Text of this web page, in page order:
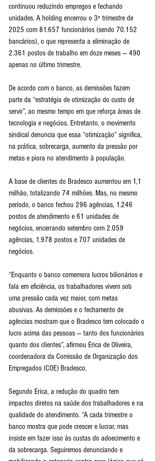
continuou reduzindo empregos e fechando
unidades. A holding encerrou o 3º trimestre de
2025 com 81.657 funcionários (sendo 70.152
bancários), o que representa a eliminação de
2.361 postos de trabalho em doze meses — 490
apenas no último trimestre.
De acordo com o banco, as demissões fazem
parte da “estratégia de otimização do custo de
servir”, ao mesmo tempo em que reforça áreas de
tecnologia e negócios. Entretanto, o movimento
sindical denuncia que essa “otimização” significa,
na prática, sobrecarga, aumento da pressão por
metas e piora no atendimento à população.
A base de clientes do Bradesco aumentou em 1,1
milhão, totalizando 74 milhões. Mas, no mesmo
período, o banco fechou 296 agências, 1.246
postos de atendimento e 61 unidades de
negócios, encerrando setembro com 2.059
agências, 1.978 postos e 707 unidades de
negócios.
“Enquanto o banco comemora lucros bilionários e
fala em eficiência, os trabalhadores vivem sob
uma pressão cada vez maior, com metas
abusivas. As demissões e o fechamento de
agências mostram que o Bradesco tem colocado o
lucro acima das pessoas — tanto dos funcionários
quanto dos clientes”, afirmou Erica de Oliveira,
coordenadora da Comissão de Organização dos
Empregados (COE) Bradesco.
Segundo Erica, a redução do quadro tem
impactos diretos na saúde dos trabalhadores e na
qualidade do atendimento. “A cada trimestre o
banco mostra que pode crescer e lucrar, mas
insiste em fazer isso às custas do adoecimento e
da sobrecarga. Seguiremos denunciando e